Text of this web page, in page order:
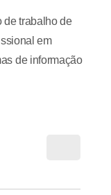
de trabalho de
em
de informação